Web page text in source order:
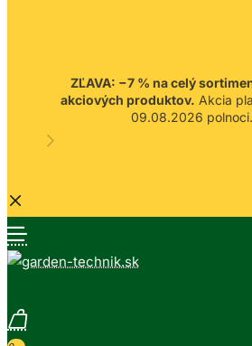
ZĽAVA: −7 % na celý
akciových produktov. Akcia
09.08.2026 polnoci.